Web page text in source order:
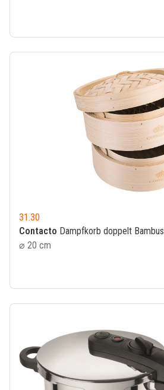
31.30
Contacto Dampfkorb doppelt Bambus
⌀ 20 cm